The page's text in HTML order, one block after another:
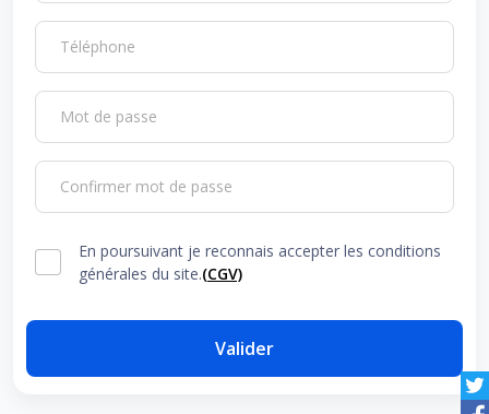
Téléphone
Mot de passe
Confirmer mot de passe
En poursuivant je reconnais accepter les conditions
générales du site.(CGV)
Valider